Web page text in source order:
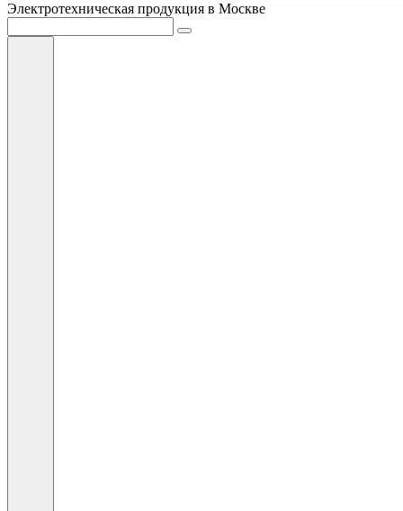
Электротехническая продукция в Москве